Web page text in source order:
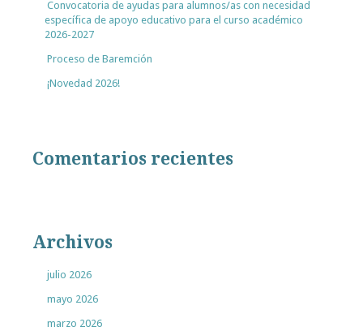
Convocatoria de ayudas para alumnos/as con necesidad
específica de apoyo educativo para el curso académico
2026-2027
Proceso de Baremción
¡Novedad 2026!
Comentarios recientes
Archivos
julio 2026
mayo 2026
marzo 2026